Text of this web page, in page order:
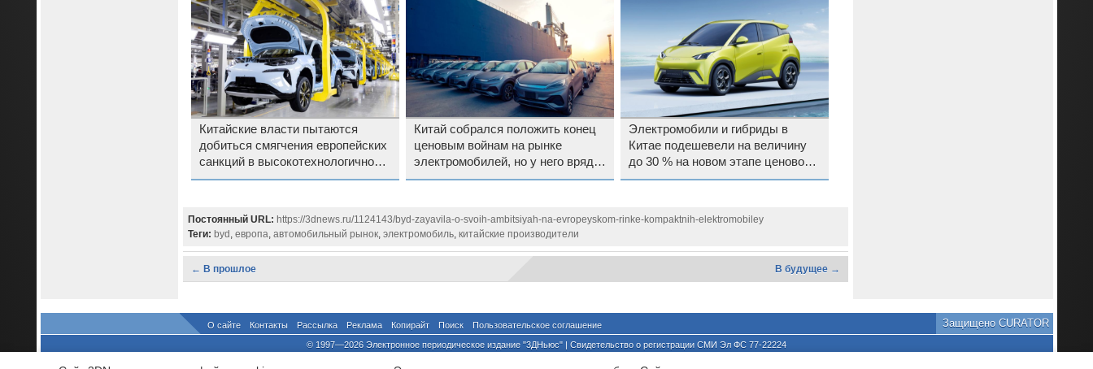
Китайские власти пытаются
добиться смягчения европейских
санкций в высокотехнологичной
сфере
Китай собрался положить конец
ценовым войнам на рынке
электромобилей, но у него вряд
ли получится
Электромобили и гибриды в
Китае подешевели на величину
до 30 % на новом этапе ценовой
войны
Постоянный URL: https://3dnews.ru/1124143/byd-zayavila-o-svoih-ambitsiyah-na-evropeyskom-rinke-kompaktnih-elektromobiley
Теги: byd , европа, автомобильный рынок, электромобиль, китайские производители
← В прошлое В будущее →
О сайте Контакты Рассылка Реклама Копирайт Поиск Пользовательское соглашение Защищено CURATOR
© 1997—2026 Электронное периодическое издание "3ДНьюс" | Свидетельство о регистрации СМИ Эл ФС 77-22224